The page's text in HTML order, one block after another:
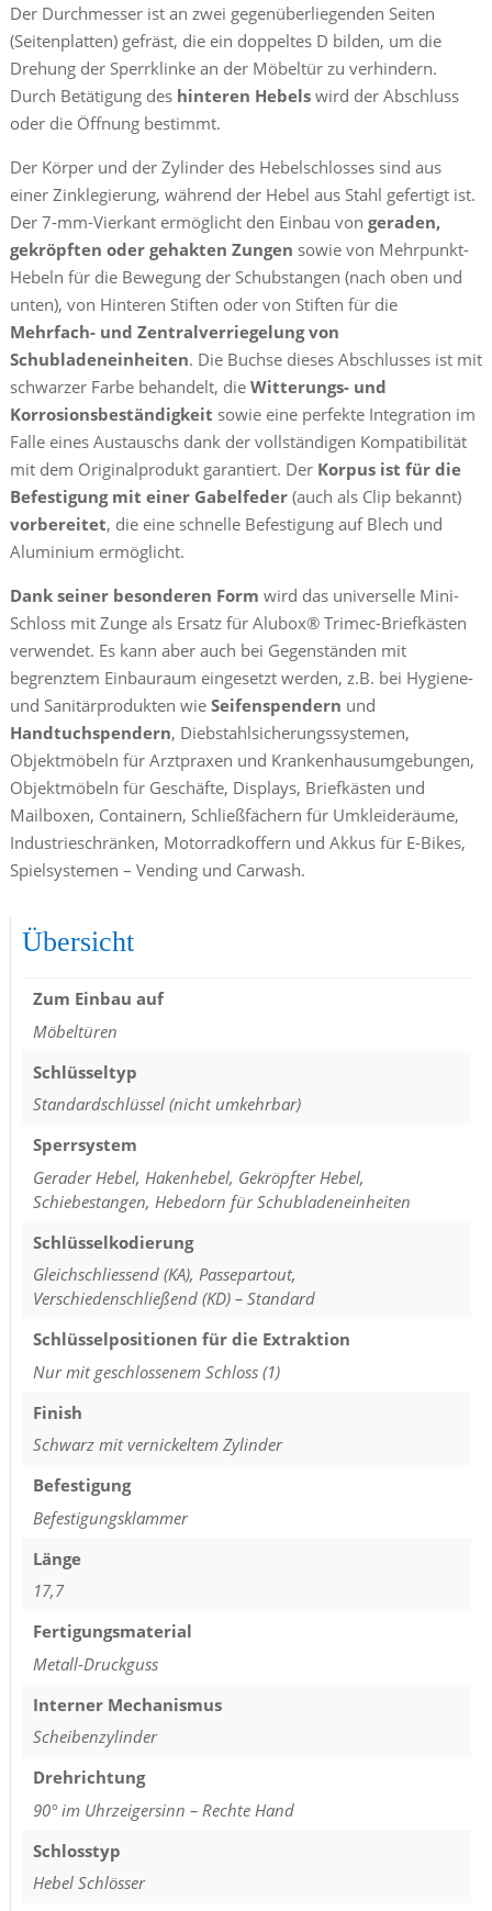
Der Durchmesser ist an zwei gegenüberliegenden Seiten
(Seitenplatten) gefräst, die ein doppeltes D bilden, um die
Drehung der Sperrklinke an der Möbeltür zu verhindern.
Durch Betätigung des hinteren Hebelswird der Abschluss
oder die Öffnung bestimmt.
Der Körper und der Zylinder des Hebelschlosses sind aus
einer Zinklegierung, während der Hebel aus Stahl gefertigt ist.
Der 7-mm-Vierkant ermöglicht den Einbau von geraden,
gekröpften oder gehakten Zungen sowie von Mehrpunkt-
Hebeln für die Bewegung der Schubstangen (nach oben und
unten), von Hinteren Stiften oder von Stiften für die
Mehrfach- und Zentralverriegelung von
Schubladeneinheiten. Die Buchse dieses Abschlusses ist mit
schwarzer Farbe behandelt, die Witterungs- und
Korrosionsbeständigkeit sowie eine perfekte Integration im
Falle eines Austauschs dank der vollständigen Kompatibilität
mit dem Originalprodukt garantiert. Der Korpus ist für die
Befestigung mit einer Gabelfeder(auch als Clip bekannt)
vorbereitet, die eine schnelle Befestigung auf Blech und
Aluminium ermöglicht.
Dank seiner besonderen Form wird das universelle Mini-
Schloss mit Zunge als Ersatz für Alubox® Trimec-Briefkästen
verwendet. Es kann aber auch bei Gegenständen mit
begrenztem Einbauraum eingesetzt werden, z.B. bei Hygiene-
und Sanitärprodukten wie Seifenspendern und
Handtuchspendern, Diebstahlsicherungssystemen,
Objektmöbeln für Arztpraxen und Krankenhausumgebungen,
Objektmöbeln für Geschäfte, Displays, Briefkästen und
Mailboxen, Containern, Schließfächern für Umkleideräume,
Industrieschränken, Motorradkoffern und Akkus für E-Bikes,
Spielsystemen – Vending und Carwash.
Übersicht
Zum Einbau auf
Möbeltüren
Schlüsseltyp
Standardschlüssel (nicht umkehrbar)
Sperrsystem
Gerader Hebel, Hakenhebel, Gekröpfter Hebel,
Schiebestangen, Hebedorn für Schubladeneinheiten
Schlüsselkodierung
Gleichschliessend (KA), Passepartout,
Verschiedenschließend (KD) – Standard
Schlüsselpositionen für die Extraktion
Nur mit geschlossenem Schloss (1)
Finish
Schwarz mit vernickeltem Zylinder
Befestigung
Befestigungsklammer
Länge
17,7
Fertigungsmaterial
Metall-Druckguss
Interner Mechanismus
Scheibenzylinder
Drehrichtung
90° im Uhrzeigersinn – Rechte Hand
Schlosstyp
Hebel Schlösser